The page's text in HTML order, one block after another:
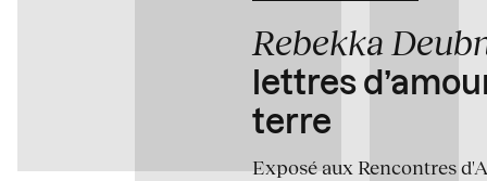
Rebekka
lettres
terre
Exposé aux Rencontres